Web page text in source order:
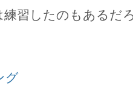
練習したのもあるだ
グ